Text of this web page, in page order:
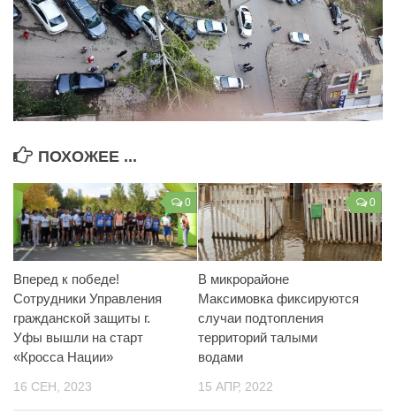
ПОХОЖЕЕ ...
0
Вперед к победе!
Сотрудники Управления
гражданской защиты г.
Уфы вышли на старт
«Кросса Нации»
16 СЕН, 2023
0
В микрорайоне
Максимовка фиксируются
случаи подтопления
территорий талыми
водами
15 АПР, 2022